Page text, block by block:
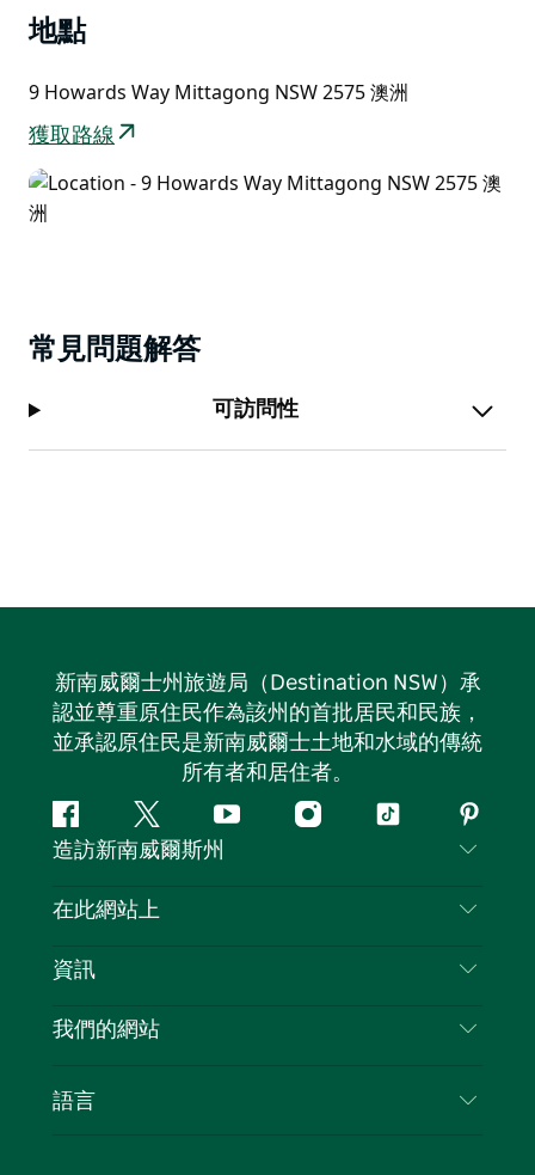
地點
9 Howards Way Mittagong NSW 2575 澳洲
獲取路線
常見問題解答
可訪問性
新南威爾士州旅遊局（Destination NSW）承
認並尊重原住民作為該州的首批居民和民族，
並承認原住民是新南威爾士土地和水域的傳統
所有者和居住者。
Facebook嘰
嘰
喳
Youtube Instagram
抖
造訪新南威爾斯州
聯絡我們
隱私
Cookie 通知
在此網站上
目的地
新南威爾士州公路旅行
活動
資訊
旅行資訊
新南威爾士州的商業
我們的網站
語言